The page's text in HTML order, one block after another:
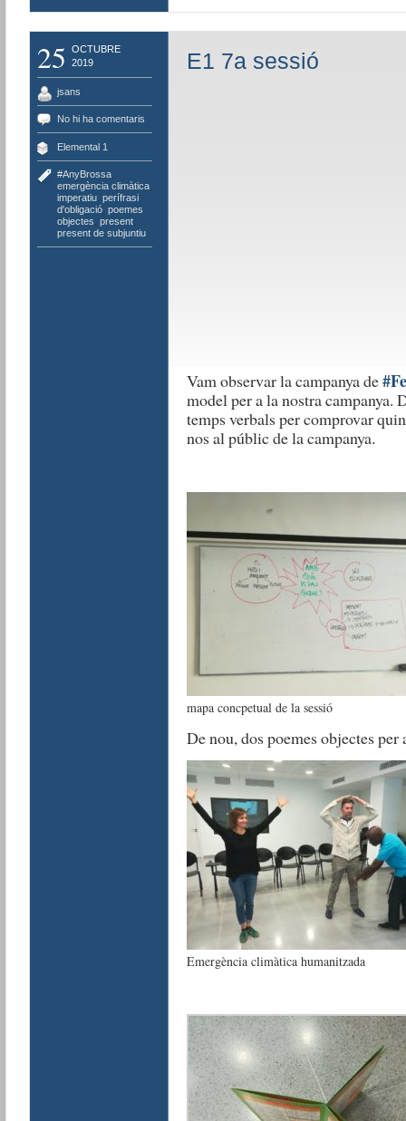
25
OCTUBRE
2019
jsans
No hi ha comentaris
Elemental 1
#AnyBrossa,
emergència climàtica,
imperatiu, perífrasi
d'obligació, poemes
objectes present,
present de subjuntiu
E1 7a sessió
Vam observar la campanya de
model per a la nostra campanya.
temps verbals per comprovar
nos al públic de la campanya.
mapa concpetual de la sessió
De nou, dos poemes objectes per
Emergència climàtica humanitzada